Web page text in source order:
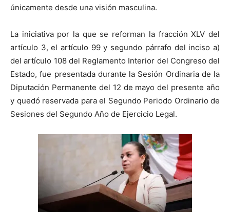
únicamente desde una visión masculina.
La iniciativa por la que se reforman la fracción XLV del
artículo 3, el artículo 99 y segundo párrafo del inciso a)
del artículo 108 del Reglamento Interior del Congreso del
Estado, fue presentada durante la Sesión Ordinaria de la
Diputación Permanente del 12 de mayo del presente año
y quedó reservada para el Segundo Periodo Ordinario de
Sesiones del Segundo Año de Ejercicio Legal.